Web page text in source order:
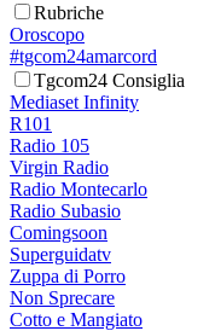
Rubriche
Oroscopo
#tgcom24amarcord
Tgcom24 Consiglia
Mediaset Infinity
R101
Radio 105
Virgin Radio
Radio Montecarlo
Radio Subasio
Comingsoon
Superguidatv
Zuppa di Porro
Non Sprecare
Cotto e Mangiato